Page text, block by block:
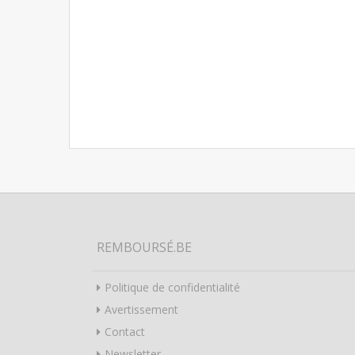
REMBOURSÉ.BE
Politique de confidentialité
Avertissement
Contact